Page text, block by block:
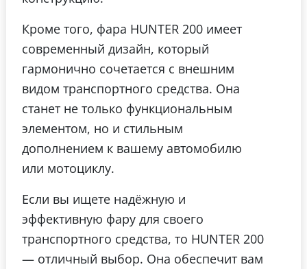
Кроме того, фара HUNTER 200 имеет
современный дизайн, который
гармонично сочетается с внешним
видом транспортного средства. Она
станет не только функциональным
элементом, но и стильным
дополнением к вашему автомобилю
или мотоциклу.
Если вы ищете надёжную и
эффективную фару для своего
транспортного средства, то HUNTER 200
— отличный выбор. Она обеспечит вам